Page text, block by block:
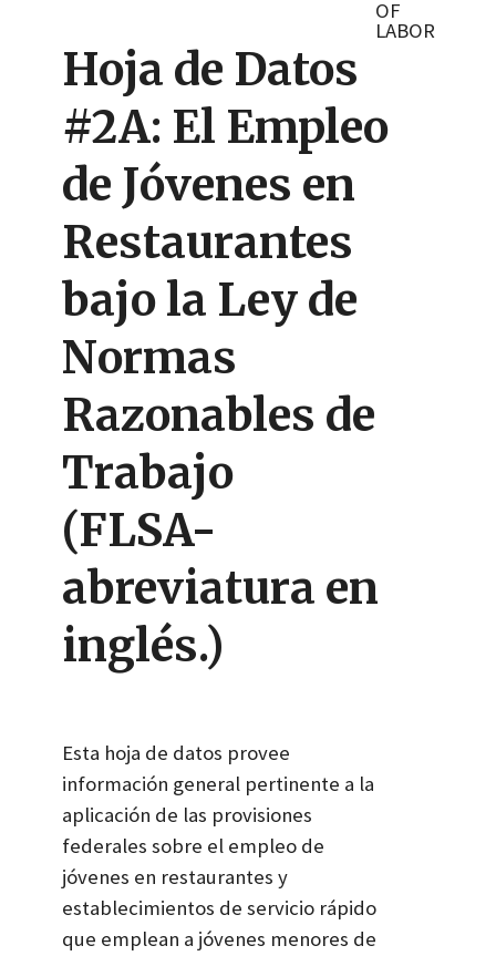
OF
LABOR
Hoja de Datos
#2A: El Empleo
de Jóvenes en
Restaurantes
bajo la Ley de
Normas
Razonables de
Trabajo
(FLSA-
abreviatura en
inglés.)
Esta hoja de datos provee
información general pertinente a la
aplicación de las provisiones
federales sobre el empleo de
jóvenes en restaurantes y
establecimientos de servicio rápido
que emplean a jóvenes menores de